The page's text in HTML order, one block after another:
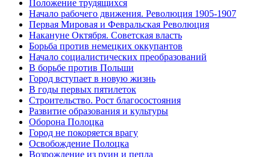
Положение трудящихся
Начало рабочего движения. Революция 1905-1907
Первая Мировая и Февральская Революция
Накануне Октября. Советская власть
Борьба против немецких оккупантов
Начало социалистических преобразований
В борьбе против Польши
Город вступает в новую жизнь
В годы первых пятилеток
Строительство. Рост благосостояния
Развитие образования и культуры
Оборона Полоцка
Город не покоряется врагу
Освобождение Полоцка
Возрождение из руин и пепла